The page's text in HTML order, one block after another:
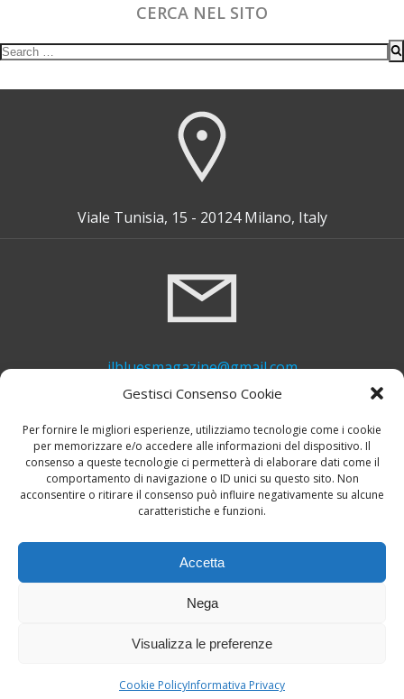
Gestisci Consenso Cookie
Per fornire le migliori esperienze, utilizziamo tecnologie come i cookie
per memorizzare e/o accedere alle informazioni del dispositivo. Il
consenso a queste tecnologie ci permetterà di elaborare dati come il
comportamento di navigazione o ID unici su questo sito. Non
acconsentire o ritirare il consenso può influire negativamente su alcune
caratteristiche e funzioni.
Accetta
Nega
Visualizza le preferenze
Cookie PolicyInformativa Privacy
CERCA NEL SITO
Search
Viale Tunisia, 15 - 20124 Milano, Italy
ilbluesmagazine@gmail.com
+39 339 748 6635
© 2026 Il Blues Magazine. Powered by